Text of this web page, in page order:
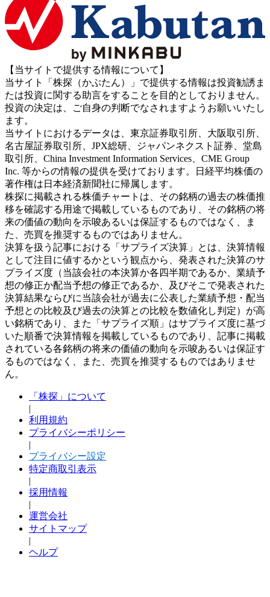
【当サイトで提供する情報について】
当サイト「株探（かぶたん）」で提供する情報は投資勧誘ま
たは投資に関する助言をすることを目的としておりません。
投資の決定は、ご自身の判断でなされますようお願いいたし
ます。
当サイトにおけるデータは、東京証券取引所、大阪取引所、
名古屋証券取引所、JPX総研、ジャパンネクスト証券、堂島
取引所、China Investment Information Services、CME Group
Inc. 等からの情報の提供を受けております。日経平均株価の
著作権は日本経済新聞社に帰属します。
株探に掲載される株価チャートは、その銘柄の過去の株価推
移を確認する用途で掲載しているものであり、その銘柄の将
来の価値の動向を示唆あるいは保証するものではなく、ま
た、売買を推奨するものではありません。
決算を扱う記事における「サプライズ決算」とは、決算情報
として注目に値するかという観点から、発表された決算のサ
プライズ度（当該会社の本決算か各四半期であるか、業績予
想の修正か配当予想の修正であるか、及びそこで発表された
決算結果ならびに当該会社が過去に公表した業績予想・配当
予想との比較及び過去の決算との比較を数値化し判定）が高
い銘柄であり、また「サプライズ順」はサプライズ度に基づ
いた順番で決算情報を掲載しているものであり、記事に掲載
されている各銘柄の将来の価値の動向を示唆あるいは保証す
るものではなく、また、売買を推奨するものではありませ
ん。
「株探」について
|
利用規約
プライバシーポリシー
|
プライバシー設定
特定商取引表示
|
採用情報
|
運営会社
サイトマップ
|
ヘルプ